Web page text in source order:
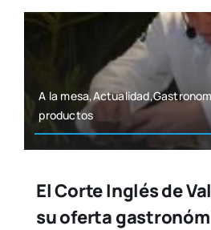
A la
pro­duc­tos
El Corte Inglés de
su oferta